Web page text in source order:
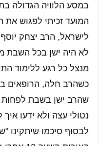
במסע הלוויה הגדולה
המועד זכיתי לפגוש את
לישראל, הרב יצחק
לא היה ישן בכל השבת
מנצל כל רגע ללימוד
כשהרב חלה, הרופאים
שהרב ישן בשבת לפחות
נטולי עצה ולא ידעו
לבסוף סיכמו שיתקינו